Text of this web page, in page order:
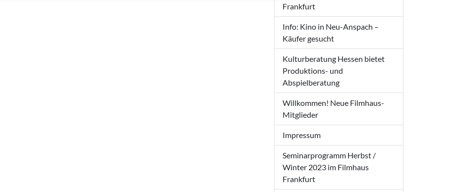
Frankfurt
Info: Kino in Neu-Anspach –
Käufer gesucht
Kulturberatung Hessen bietet
Produktions- und
Abspielberatung
Willkommen! Neue Filmhaus-
Mitglieder
Impressum
Seminarprogramm Herbst /
Winter 2023 im Filmhaus
Frankfurt